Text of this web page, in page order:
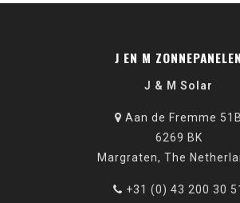
J EN M ZONNEPANELEN
J & M Solar
Aan de Fremme 51B
6269 BK
Margraten, The
+31 (0) 43 200 30